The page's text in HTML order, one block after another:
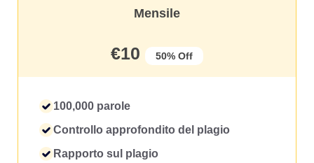
Mensile
€10 50% Off
100,000 parole
Controllo approfondito del plagio
Rapporto sul plagio